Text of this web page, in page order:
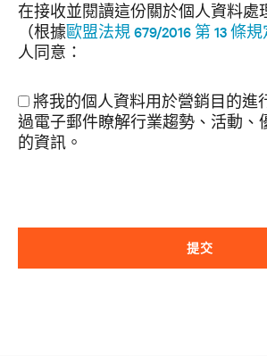
在接收並閱讀這份關於個人資料處
（根據歐盟法規 679/2016 第 13 條規
人同意：
將我的個人資料用於營銷目的進
過電子郵件瞭解行業趨勢、活動、
的資訊。
提交